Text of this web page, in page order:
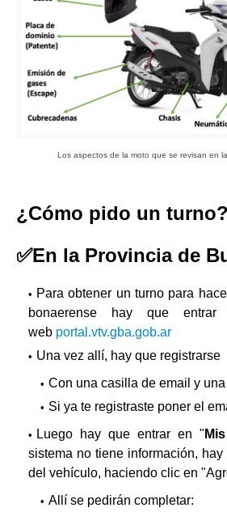
Los aspectos de la moto que se revisan en
¿Cómo pido un turno?
✅En la Provincia de
Para obtener un turno para
bonaerense hay que
web portal.vtv.gba.gob.ar
Una vez allí, hay que registrarse
Con una casilla de email y
Si ya te registraste poner el
Luego hay que entrar en "
sistema no tiene información,
del vehículo, haciendo clic en
Allí se pedirán completar: